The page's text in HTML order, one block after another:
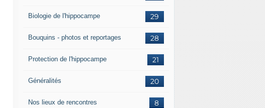
29
Biologie de l'hippocampe
28
Bouquins - photos et reportages
21
Protection de l'hippocampe
20
Généralités
8
Nos lieux de rencontres